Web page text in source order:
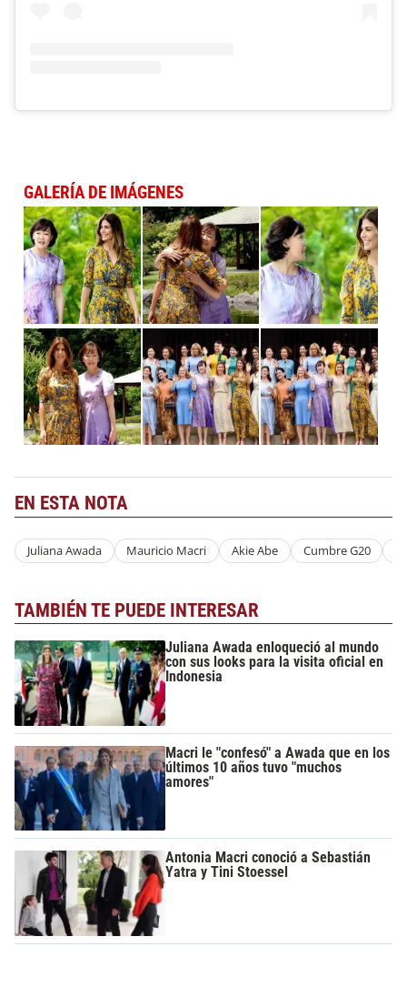
GALERÍA DE IMÁGENES
EN ESTA NOTA
Juliana Awada Mauricio Macri Akie Abe Cumbre G20
TAMBIÉN TE PUEDE INTERESAR
Juliana Awada enloqueció al mundo
con sus looks para la visita oficial en
Indonesia
Macri le "confesó" a Awada que en los
últimos 10 años tuvo "muchos
amores"
Antonia Macri conoció a Sebastián
Yatra y Tini Stoessel